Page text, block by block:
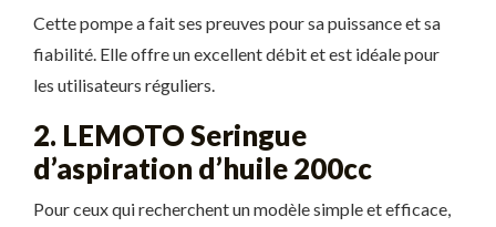
Cette pompe a fait ses preuves pour sa puissance et sa
fiabilité. Elle offre un excellent débit et est idéale pour
les utilisateurs réguliers.
2. LEMOTO Seringue
d’aspiration d’huile 200cc
Pour ceux qui recherchent un modèle simple et efficace,